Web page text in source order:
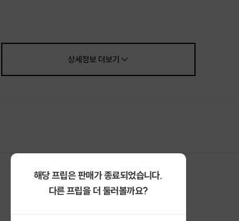
상세정보더보기
해당 프립은 판매가 종료되었습니다.
다른 프립을 더 둘러볼까요?